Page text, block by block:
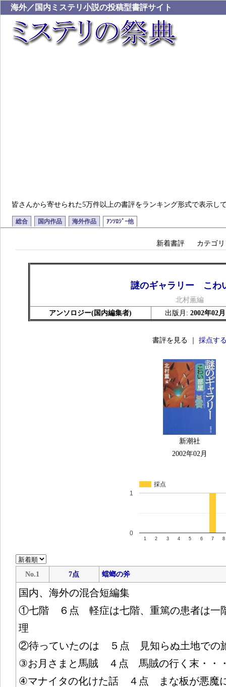
海外／国内ミステリ小説の投稿型書評サイト
皆さんから寄せられた5万件以上の書評をランキング形式で表示し
総合 国内作品 海外作品 ｱﾝｿﾛｼﾞｰ他
新着書評 カテゴリ
謎のギャラリー こわ
北村薫編
アンソロジー(国内編集者)
出版月: 2002年02月
書評を見る ｜ 採点す
新潮社
2002年02月
採点
1 2 3 4 5 6 7 8
0
1
No.1 7点 蟷螂の斧
国内、海外の混合短編集
①七階 ６点 軽症は七階、重篤の患者は一
理
②待っていたのは ５点 見知らぬ土地での
③お月さまと馬賊 ４点 馬賊の行く末・・
④マナイタの化けた話 ４点 まな板が悪魔